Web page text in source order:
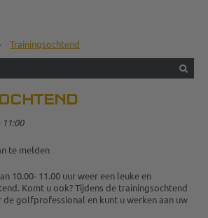
Trainingsochtend
11:00
te melden
10.00- 11.00 uur weer een leuke en
Komt u ook? Tijdens de trainingsochtend
golfprofessional en kunt u werken aan uw